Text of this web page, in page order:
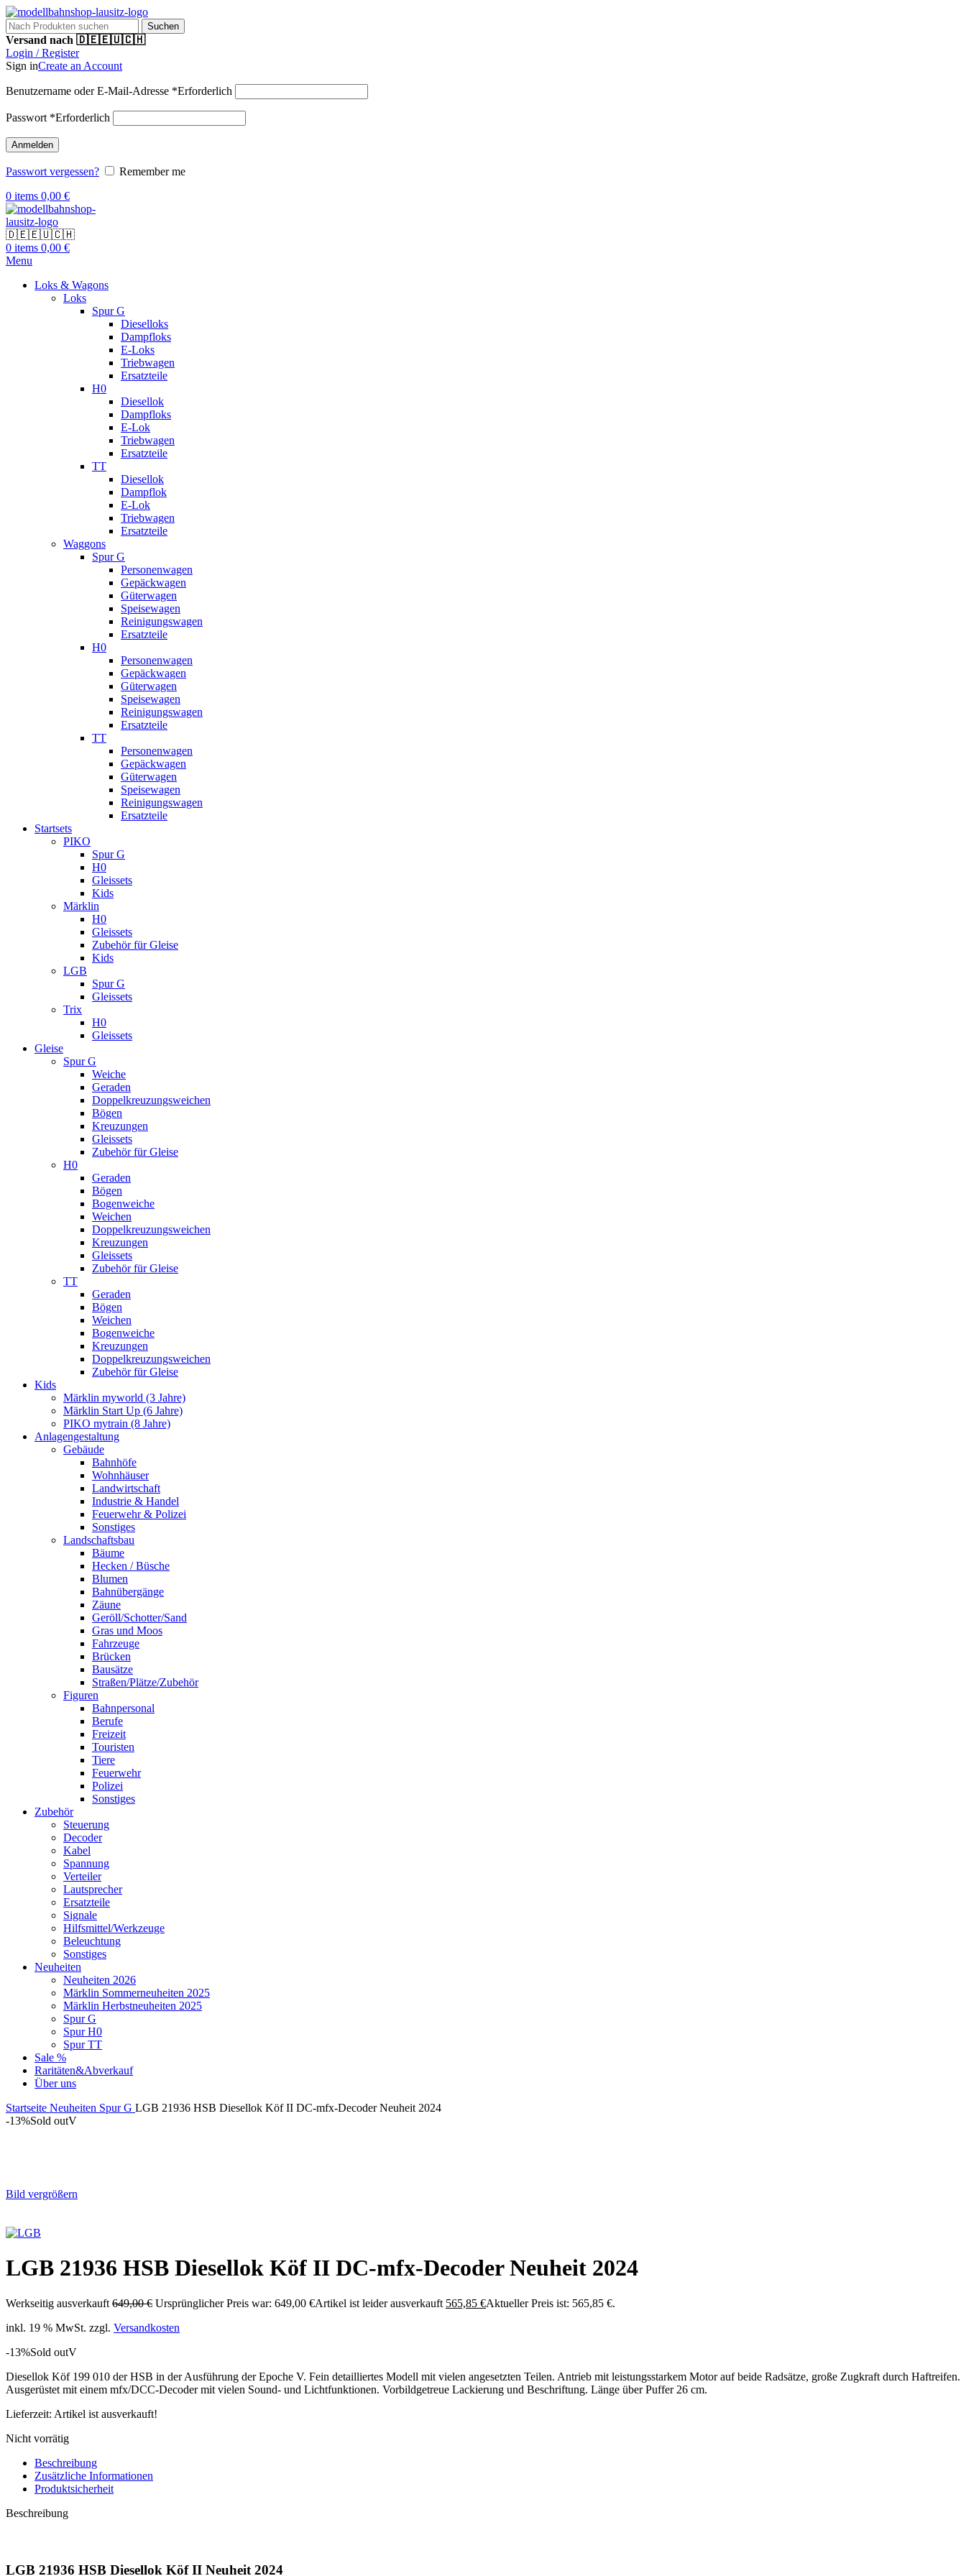
Suchen
Versand nach 🇩🇪🇪🇺🇨🇭
Login / Register
Sign inCreate an Account
Benutzername oder E-Mail-Adresse *Erforderlich
Passwort *Erforderlich
Anmelden
Passwort vergessen?
Remember me
0 items 0,00 €
🇩🇪🇪🇺🇨🇭
0 items 0,00 €
Menu
Loks & Wagons
Loks
Spur G
Dieselloks
Dampfloks
E-Loks
Triebwagen
Ersatzteile
H0
Diesellok
Dampfloks
E-Lok
Triebwagen
Ersatzteile
TT
Diesellok
Dampflok
E-Lok
Triebwagen
Ersatzteile
Waggons
Spur G
Personenwagen
Gepäckwagen
Güterwagen
Speisewagen
Reinigungswagen
Ersatzteile
H0
Personenwagen
Gepäckwagen
Güterwagen
Speisewagen
Reinigungswagen
Ersatzteile
TT
Personenwagen
Gepäckwagen
Güterwagen
Speisewagen
Reinigungswagen
Ersatzteile
Startsets
PIKO
Spur G
H0
Gleissets
Kids
Märklin
H0
Gleissets
Zubehör für Gleise
Kids
LGB
Spur G
Gleissets
Trix
H0
Gleissets
Gleise
Spur G
Weiche
Geraden
Doppelkreuzungsweichen
Bögen
Kreuzungen
Gleissets
Zubehör für Gleise
H0
Geraden
Bögen
Bogenweiche
Weichen
Doppelkreuzungsweichen
Kreuzungen
Gleissets
Zubehör für Gleise
TT
Geraden
Bögen
Weichen
Bogenweiche
Kreuzungen
Doppelkreuzungsweichen
Zubehör für Gleise
Kids
Märklin myworld (3 Jahre)
Märklin Start Up (6 Jahre)
PIKO mytrain (8 Jahre)
Anlagengestaltung
Gebäude
Bahnhöfe
Wohnhäuser
Landwirtschaft
Industrie & Handel
Feuerwehr & Polizei
Sonstiges
Landschaftsbau
Bäume
Hecken / Büsche
Blumen
Bahnübergänge
Zäune
Geröll/Schotter/Sand
Gras und Moos
Fahrzeuge
Brücken
Bausätze
Straßen/Plätze/Zubehör
Figuren
Bahnpersonal
Berufe
Freizeit
Touristen
Tiere
Feuerwehr
Polizei
Sonstiges
Zubehör
Steuerung
Decoder
Kabel
Spannung
Verteiler
Lautsprecher
Ersatzteile
Signale
Hilfsmittel/Werkzeuge
Beleuchtung
Sonstiges
Neuheiten
Neuheiten 2026
Märklin Sommerneuheiten 2025
Märklin Herbstneuheiten 2025
Spur G
Spur H0
Spur TT
Sale %
Raritäten&Abverkauf
Über uns
Startseite Neuheiten Spur G LGB 21936 HSB Diesellok Köf II DC-mfx-Decoder Neuheit 2024
-13%Sold outV
Bild vergrößern
LGB 21936 HSB Diesellok Köf II DC-mfx-Decoder Neuheit 2024
Werkseitig ausverkauft 649,00€ Ursprünglicher Preis war: 649,00 €Artikel ist leider ausverkauft 565,85 €Aktueller Preis ist: 565,85 €.
inkl. 19 % MwSt. zzgl. Versandkosten
-13%Sold outV
Diesellok Köf 199 010 der HSB in der Ausführung der Epoche V. Fein detailliertes Modell mit vielen angesetzten Teilen. Antrieb mit leistungsstarkem Motor auf beide Radsätze, große Zugkraft durch Haftreifen.
Ausgerüstet mit einem mfx/DCC-Decoder mit vielen Sound- und Lichtfunktionen. Vorbildgetreue Lackierung und Beschriftung. Länge über Puffer 26 cm.
Lieferzeit: Artikel ist ausverkauft!
Nicht vorrätig
Beschreibung
Zusätzliche Informationen
Produktsicherheit
Beschreibung
LGB 21936 HSB Diesellok Köf II Neuheit 2024